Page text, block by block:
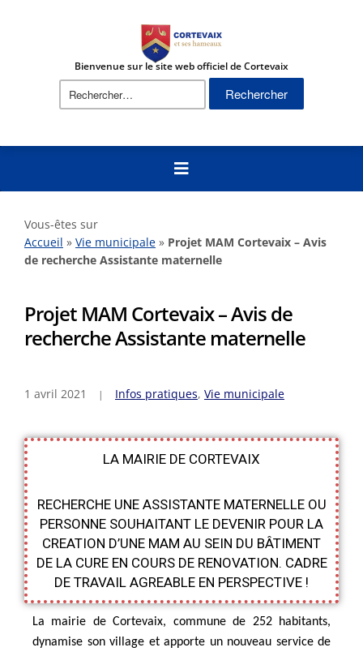
Bienvenue sur le site web officiel de Cortevaix
Vous-êtes sur
Accueil » Vie municipale » Projet MAM Cortevaix – Avis
de recherche Assistante maternelle
Projet MAM Cortevaix – Avis de
recherche Assistante maternelle
1 avril 2021 Infos pratiques, Vie municipale
LA MAIRIE DE CORTEVAIX
RECHERCHE UNE ASSISTANTE MATERNELLE OU
PERSONNE SOUHAITANT LE DEVENIR POUR LA
CREATION D’UNE MAM AU SEIN DU BÂTIMENT
DE LA CURE EN COURS DE RENOVATION. CADRE
DE TRAVAIL AGREABLE EN PERSPECTIVE !
La mairie de Cortevaix, commune de 252 habitants,
dynamise son village et apporte un nouveau service de